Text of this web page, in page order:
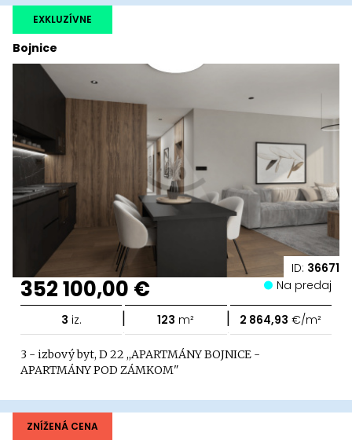
ID: 36671
Bojnice
EXKLUZÍVNE
352 100,00 € Na predaj
3 iz. | 123 m² | 2 864,93 €/m²
3 - izbový byt, D 22 ,,APARTMÁNY BOJNICE -
APARTMÁNY POD ZÁMKOM"
ZNÍŽENÁ CENA